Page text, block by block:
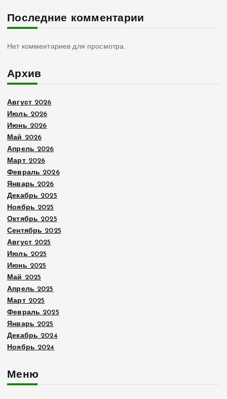
Последние комментарии
Нет комментариев для просмотра.
Архив
Август 2026
Июль 2026
Июнь 2026
Май 2026
Апрель 2026
Март 2026
Февраль 2026
Январь 2026
Декабрь 2025
Ноябрь 2025
Октябрь 2025
Сентябрь 2025
Август 2025
Июль 2025
Июнь 2025
Май 2025
Апрель 2025
Март 2025
Февраль 2025
Январь 2025
Декабрь 2024
Ноябрь 2024
Меню